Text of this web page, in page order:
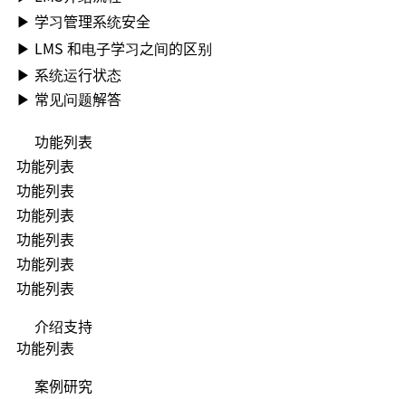
▶ 学习管理系统安全
▶ LMS 和电子学习之间的区别
▶ 系统运行状态
▶ 常见问题解答
功能列表
功能列表
功能列表
功能列表
功能列表
功能列表
功能列表
介绍支持
功能列表
案例研究